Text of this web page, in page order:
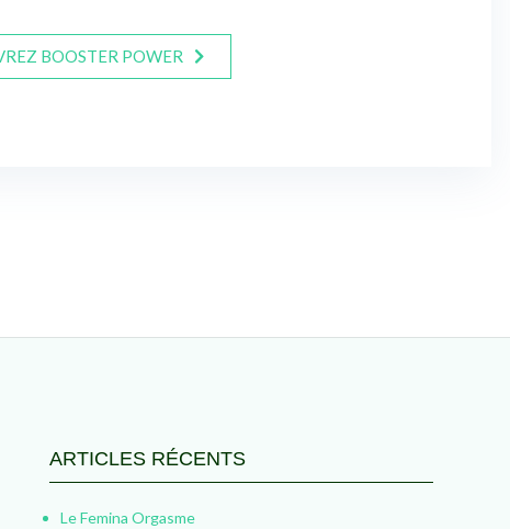
BOOSTER POWER
ARTICLES RÉCENTS
Le Femina Orgasme